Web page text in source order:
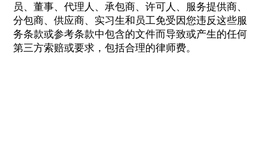
员、董事、代理人、承包商、许可人、服务提供商、
分包商、供应商、实习生和员工免受因您违反这些服
务条款或参考条款中包含的文件而导致或产生的任何
第三方索赔或要求，包括合理的律师费。